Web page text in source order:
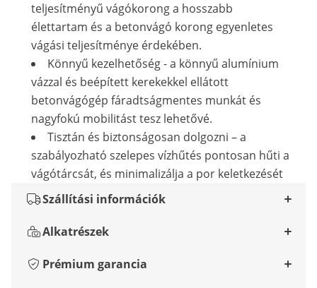
teljesítményű vágókorong a hosszabb
élettartam és a betonvágó korong egyenletes
vágási teljesítménye érdekében.
Könnyű kezelhetőség - a könnyű alumínium
vázzal és beépített kerekekkel ellátott
betonvágógép fáradtságmentes munkát és
nagyfokú mobilitást tesz lehetővé.
Tisztán és biztonságosan dolgozni – a
szabályozható szelepes vízhűtés pontosan hűti a
vágótárcsát, és minimalizálja a por keletkezését
Szállítási információk
Alkatrészek
Prémium garancia